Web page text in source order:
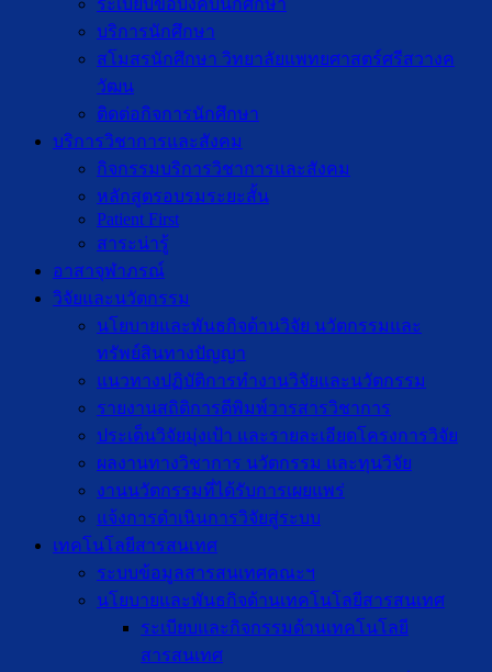
ระเบียบข้อบังคับนักศึกษา
บริการนักศึกษา
สโมสรนักศึกษา วิทยาลัยแพทยศาสตร์ศรีสวางค
วัฒน
ติดต่อกิจการนักศึกษา
บริการวิชาการและสังคม
กิจกรรมบริการวิชาการและสังคม
หลักสูตรอบรมระยะสั้น
Patient First
สาระน่ารู้
อาสาจุฬาภรณ์
วิจัยและนวัตกรรม
นโยบายและพันธกิจด้านวิจัย นวัตกรรมและ
ทรัพย์สินทางปัญญา
แนวทางปฏิบัติการทำงานวิจัยและนวัตกรรม
รายงานสถิติการตีพิมพ์วารสารวิชาการ
ประเด็นวิจัยมุ่งเป้า และรายละเอียดโครงการวิจัย
ผลงานทางวิชาการ นวัตกรรม และทุนวิจัย
งานนวัตกรรมที่ได้รับการเผยแพร่
แจ้งการดำเนินการวิจัยสู่ระบบ
เทคโนโลยีสารสนเทศ
ระบบข้อมูลสารสนเทศคณะฯ
นโยบายและพันธกิจด้านเทคโนโลยีสารสนเทศ
ระเบียบและกิจกรรมด้านเทคโนโลยี
สารสนเทศ